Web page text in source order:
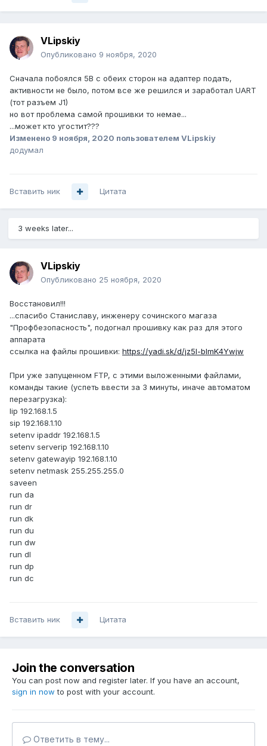
VLipskiy
Опубликовано 9 ноября, 2020
Сначала побоялся 5В с обеих сторон на адаптер подать,
активности не было, потом все же решился и заработал UART
(тот разъем J1)
но вот проблема самой прошивки то немае...
...может кто угостит???
Изменено 9 ноября, 2020 пользователем VLipskiy
додумал
Вставить ник Цитата
3 weeks later...
VLipskiy
Опубликовано 25 ноября, 2020
Восстановил!!!
...спасибо Станиславу, инженеру сочинского магаза
"Профбезопасность", подогнал прошивку как раз для этого
аппарата
ссылка на файлы прошивки: https://yadi.sk/d/jz5l-bImK4Ywjw
При уже запущенном FTP, с этими выложенными файлами,
команды такие (успеть ввести за 3 минуты, иначе автоматом
перезагрузка):
lip 192.168.1.5
sip 192.168.1.10
setenv ipaddr 192.168.1.5
setenv serverip 192.168.1.10
setenv gatewayip 192.168.1.10
setenv netmask 255.255.255.0
saveen
run da
run dr
run dk
run du
run dw
run dl
run dp
run dc
Вставить ник Цитата
Join the conversation
You can post now and register later. If you have an account,
sign in now to post with your account.
Ответить в тему...